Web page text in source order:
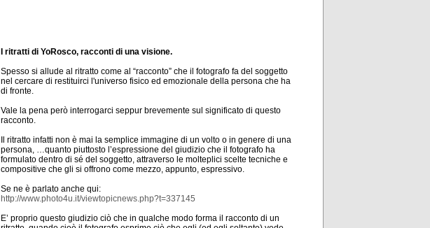
I ritratti di YoRosco, racconti di una visione.
Spesso si allude al ritratto come al “racconto” che il fotografo fa del soggetto
nel cercare di restituirci l'universo fisico ed emozionale della persona che ha
di fronte.
Vale la pena però interrogarci seppur brevemente sul significato di questo
racconto.
Il ritratto infatti non è mai la semplice immagine di un volto o in genere di una
persona, …quanto piuttosto l’espressione del giudizio che il fotografo ha
formulato dentro di sé del soggetto, attraverso le molteplici scelte tecniche e
compositive che gli si offrono come mezzo, appunto, espressivo.
Se ne è parlato anche qui:
http://www.photo4u.it/viewtopicnews.php?t=337145
E’ proprio questo giudizio ciò che in qualche modo forma il racconto di un